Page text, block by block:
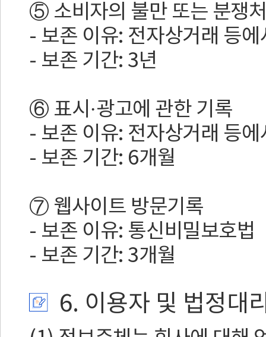
⑤ 소비자의 불만 또는 분쟁
- 보존 이유: 전자상거래 등
- 보존 기간: 3년
⑥ 표시·광고에 관한 기록
- 보존 이유: 전자상거래 등
- 보존 기간: 6개월
⑦ 웹사이트 방문기록
- 보존 이유: 통신비밀보호법
- 보존 기간: 3개월
6. 이용자 및 법정대